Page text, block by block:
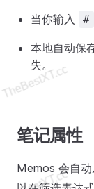
当你输入 #
本地自动保
失。
笔记属性
Memos 会自